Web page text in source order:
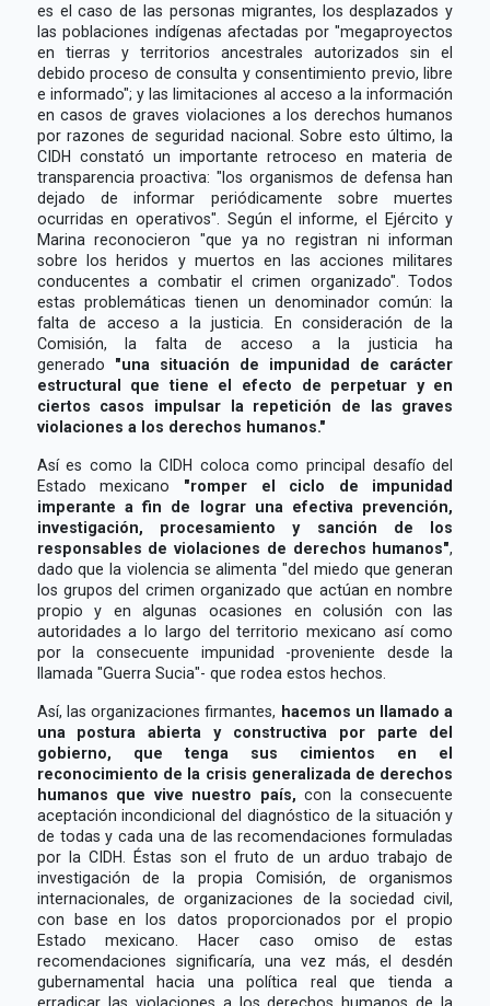
es el caso de las personas migrantes, los desplazados y
las poblaciones indígenas afectadas por "megaproyectos
en tierras y territorios ancestrales autorizados sin el
debido proceso de consulta y consentimiento previo, libre
e informado"; y las limitaciones al acceso a la información
en casos de graves violaciones a los derechos humanos
por razones de seguridad nacional. Sobre esto último, la
CIDH constató un importante retroceso en materia de
transparencia proactiva: "los organismos de defensa han
dejado de informar periódicamente sobre muertes
ocurridas en operativos". Según el informe, el Ejército y
Marina reconocieron "que ya no registran ni informan
sobre los heridos y muertos en las acciones militares
conducentes a combatir el crimen organizado". Todos
estas problemáticas tienen un denominador común: la
falta de acceso a la justicia. En consideración de la
Comisión, la falta de acceso a la justicia ha
generado "una situación de impunidad de carácter
estructural que tiene el efecto de perpetuar y en
ciertos casos impulsar la repetición de las graves
violaciones a los derechos humanos."
Así es como la CIDH coloca como principal desafío del
Estado mexicano "romper el ciclo de impunidad
imperante a fin de lograr una efectiva prevención,
investigación, procesamiento y sanción de los
responsables de violaciones de derechos humanos",
dado que la violencia se alimenta "del miedo que generan
los grupos del crimen organizado que actúan en nombre
propio y en algunas ocasiones en colusión con las
autoridades a lo largo del territorio mexicano así como
por la consecuente impunidad -proveniente desde la
llamada "Guerra Sucia"- que rodea estos hechos.
Así, las organizaciones firmantes, hacemos un llamado a
una postura abierta y constructiva por parte del
gobierno, que tenga sus cimientos en el
reconocimiento de la crisis generalizada de derechos
humanos que vive nuestro país, con la consecuente
aceptación incondicional del diagnóstico de la situación y
de todas y cada una de las recomendaciones formuladas
por la CIDH. Éstas son el fruto de un arduo trabajo de
investigación de la propia Comisión, de organismos
internacionales, de organizaciones de la sociedad civil,
con base en los datos proporcionados por el propio
Estado mexicano. Hacer caso omiso de estas
recomendaciones significaría, una vez más, el desdén
gubernamental hacia una política real que tienda a
erradicar las violaciones a los derechos humanos de la